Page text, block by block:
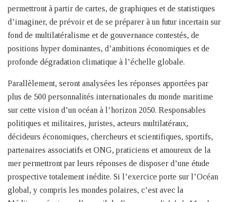
permettront à partir de cartes, de graphiques et de statistiques
d’imaginer, de prévoir et de se préparer à un futur incertain sur
fond de multilatéralisme et de gouvernance contestés, de
positions hyper dominantes, d’ambitions économiques et de
profonde dégradation climatique à l’échelle globale.
Parallèlement, seront analysées les réponses apportées par
plus de 500 personnalités internationales du monde maritime
sur cette vision d’un océan à l’horizon 2050. Responsables
politiques et militaires, juristes, acteurs multilatéraux,
décideurs économiques, chercheurs et scientifiques, sportifs,
partenaires associatifs et ONG, praticiens et amoureux de la
mer permettront par leurs réponses de disposer d’une étude
prospective totalement inédite. Si l’exercice porte sur l’Océan
global, y compris les mondes polaires, c’est avec la